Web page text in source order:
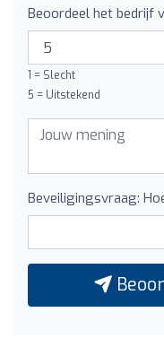
Beoordeel het bedrijf
1 = Slecht
5 = Uitstekend
Beveiligingsvraag: